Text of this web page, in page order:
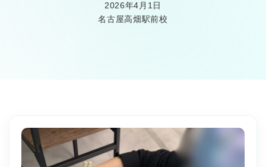
2026年4月1日
名古屋高畑駅前校